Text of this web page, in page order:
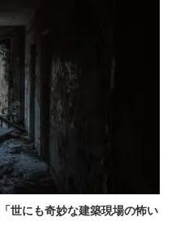
世にも奇妙な建築現場の怖い